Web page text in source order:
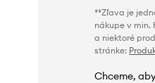
**Zľava je
nákupe v min.
a niektoré
stránke:
Chceme,